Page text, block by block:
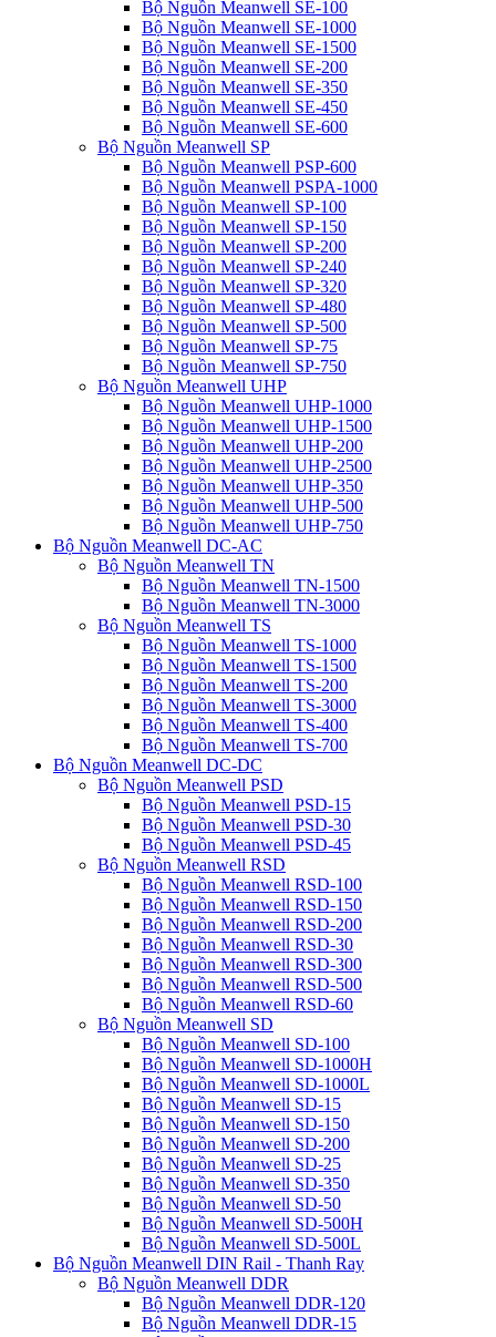
Bộ Nguồn Meanwell SE-100
Bộ Nguồn Meanwell SE-1000
Bộ Nguồn Meanwell SE-1500
Bộ Nguồn Meanwell SE-200
Bộ Nguồn Meanwell SE-350
Bộ Nguồn Meanwell SE-450
Bộ Nguồn Meanwell SE-600
Bộ Nguồn Meanwell SP
Bộ Nguồn Meanwell PSP-600
Bộ Nguồn Meanwell PSPA-1000
Bộ Nguồn Meanwell SP-100
Bộ Nguồn Meanwell SP-150
Bộ Nguồn Meanwell SP-200
Bộ Nguồn Meanwell SP-240
Bộ Nguồn Meanwell SP-320
Bộ Nguồn Meanwell SP-480
Bộ Nguồn Meanwell SP-500
Bộ Nguồn Meanwell SP-75
Bộ Nguồn Meanwell SP-750
Bộ Nguồn Meanwell UHP
Bộ Nguồn Meanwell UHP-1000
Bộ Nguồn Meanwell UHP-1500
Bộ Nguồn Meanwell UHP-200
Bộ Nguồn Meanwell UHP-2500
Bộ Nguồn Meanwell UHP-350
Bộ Nguồn Meanwell UHP-500
Bộ Nguồn Meanwell UHP-750
Bộ Nguồn Meanwell DC-AC
Bộ Nguồn Meanwell TN
Bộ Nguồn Meanwell TN-1500
Bộ Nguồn Meanwell TN-3000
Bộ Nguồn Meanwell TS
Bộ Nguồn Meanwell TS-1000
Bộ Nguồn Meanwell TS-1500
Bộ Nguồn Meanwell TS-200
Bộ Nguồn Meanwell TS-3000
Bộ Nguồn Meanwell TS-400
Bộ Nguồn Meanwell TS-700
Bộ Nguồn Meanwell DC-DC
Bộ Nguồn Meanwell PSD
Bộ Nguồn Meanwell PSD-15
Bộ Nguồn Meanwell PSD-30
Bộ Nguồn Meanwell PSD-45
Bộ Nguồn Meanwell RSD
Bộ Nguồn Meanwell RSD-100
Bộ Nguồn Meanwell RSD-150
Bộ Nguồn Meanwell RSD-200
Bộ Nguồn Meanwell RSD-30
Bộ Nguồn Meanwell RSD-300
Bộ Nguồn Meanwell RSD-500
Bộ Nguồn Meanwell RSD-60
Bộ Nguồn Meanwell SD
Bộ Nguồn Meanwell SD-100
Bộ Nguồn Meanwell SD-1000H
Bộ Nguồn Meanwell SD-1000L
Bộ Nguồn Meanwell SD-15
Bộ Nguồn Meanwell SD-150
Bộ Nguồn Meanwell SD-200
Bộ Nguồn Meanwell SD-25
Bộ Nguồn Meanwell SD-350
Bộ Nguồn Meanwell SD-50
Bộ Nguồn Meanwell SD-500H
Bộ Nguồn Meanwell SD-500L
Bộ Nguồn Meanwell DIN Rail - Thanh Ray
Bộ Nguồn Meanwell DDR
Bộ Nguồn Meanwell DDR-120
Bộ Nguồn Meanwell DDR-15